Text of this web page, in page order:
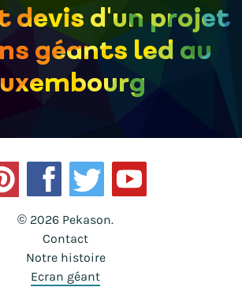
devis d'un projet
géants led au
© 2026 Pekason.
Contact
Notre histoire
Ecran géant